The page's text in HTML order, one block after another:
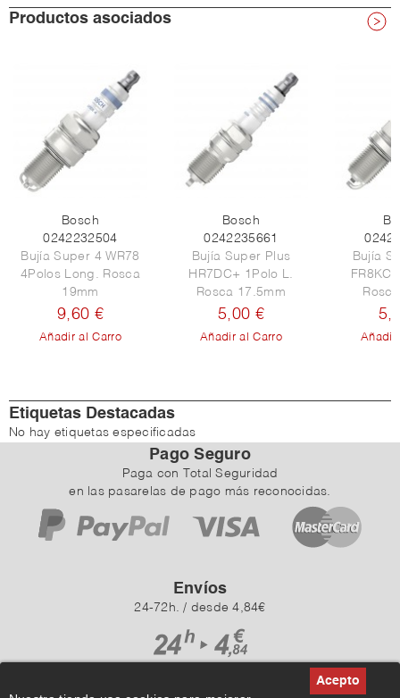
Productos asociados
Bosch
0242232504
Bujía Super 4 WR78
4Polos Long. Rosca
19mm
9,60 €
Añadir al Carro
Bosch
0242235661
Bujía Super Plus
HR7DC+ 1Polo L.
Rosca 17.5mm
5,00 €
Añadir al Carro
Bujía
Añadir
Etiquetas Destacadas
No hay etiquetas especificadas
Pago Seguro
Paga con Total Seguridad
en las pasarelas de pago más reconocidas.
Envíos
24-72h. / desde 4,84€